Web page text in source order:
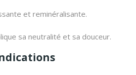
et reminéralisante.
sa neutralité et sa douceur.